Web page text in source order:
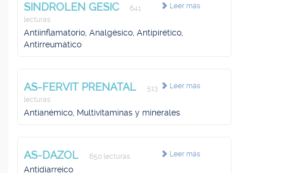
Leer más
SINDROLEN GESIC
641
lecturas
Antiinflamatorio, Analgésico, Antipirético,
Antirreumático
Leer más
AS-FERVIT PRENATAL
513
lecturas
Antianémico, Multivitaminas y minerales
Leer más
AS-DAZOL 650 lecturas
Antidiarreico